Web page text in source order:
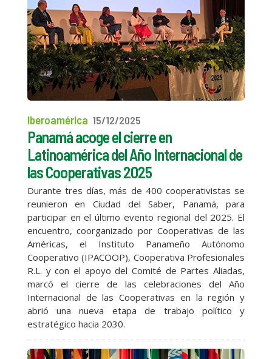
Iberoamérica 15/12/2025
Panamá acoge el cierre en
Latinoamérica del Año Internacional de
las Cooperativas 2025
Durante tres días, más de 400 cooperativistas se
reunieron en Ciudad del Saber, Panamá, para
participar en el último evento regional del 2025. El
encuentro, coorganizado por Cooperativas de las
Américas, el Instituto Panameño Autónomo
Cooperativo (IPACOOP), Cooperativa Profesionales
R.L. y con el apoyo del Comité de Partes Aliadas,
marcó el cierre de las celebraciones del Año
Internacional de las Cooperativas en la región y
abrió una nueva etapa de trabajo político y
estratégico hacia 2030.